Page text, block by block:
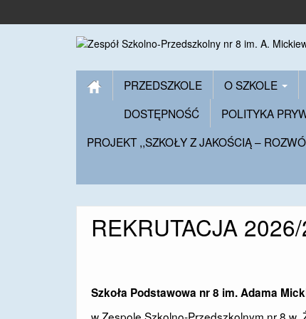
PRZEDSZKOLE O SZKOLE
DOSTĘPNOŚĆ
POLITYKA
PROJEKT ,,SZKOŁY Z JAKOŚCIĄ –
REKRUTACJA
Szkoła Podstawowa nr 8 im. Adama